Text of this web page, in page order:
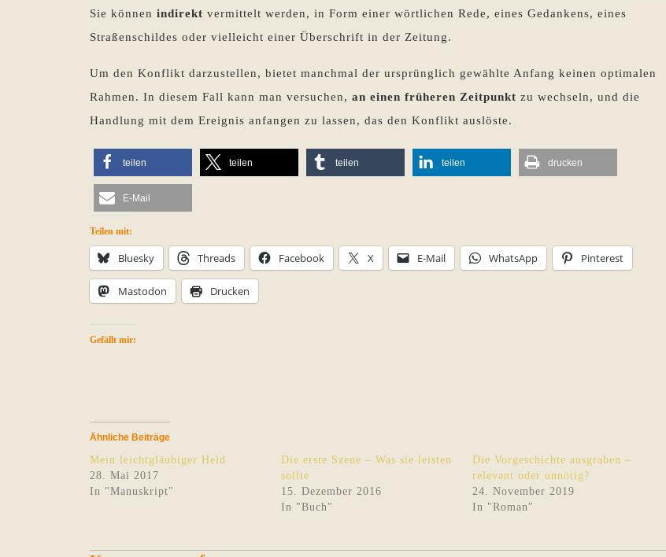
Sie können indirekt vermittelt werden, in Form einer wörtlichen Rede, eines Gedankens, eines
Straßenschildes oder vielleicht einer Überschrift in der Zeitung.
Um den Konflikt darzustellen, bietet manchmal der ursprünglich gewählte Anfang keinen optimalen
Rahmen. In diesem Fall kann man versuchen, an einen früheren Zeitpunkt zu wechseln, und die
Handlung mit dem Ereignis anfangen zu lassen, das den Konflikt auslöste.
teilen teilen teilen teilen drucken
E-Mail
Teilen mit:
Bluesky Threads Facebook X E-Mail WhatsApp Pinterest
Mastodon Drucken
Gefällt mir:
Ähnliche Beiträge
Mein leichtgläubiger Held
28. Mai 2017
In "Manuskript"
Die erste Szene – Was sie leisten
sollte
15. Dezember 2016
In "Buch"
Die Vorgeschichte ausgraben –
relevant oder unnötig?
24. November 2019
In "Roman"